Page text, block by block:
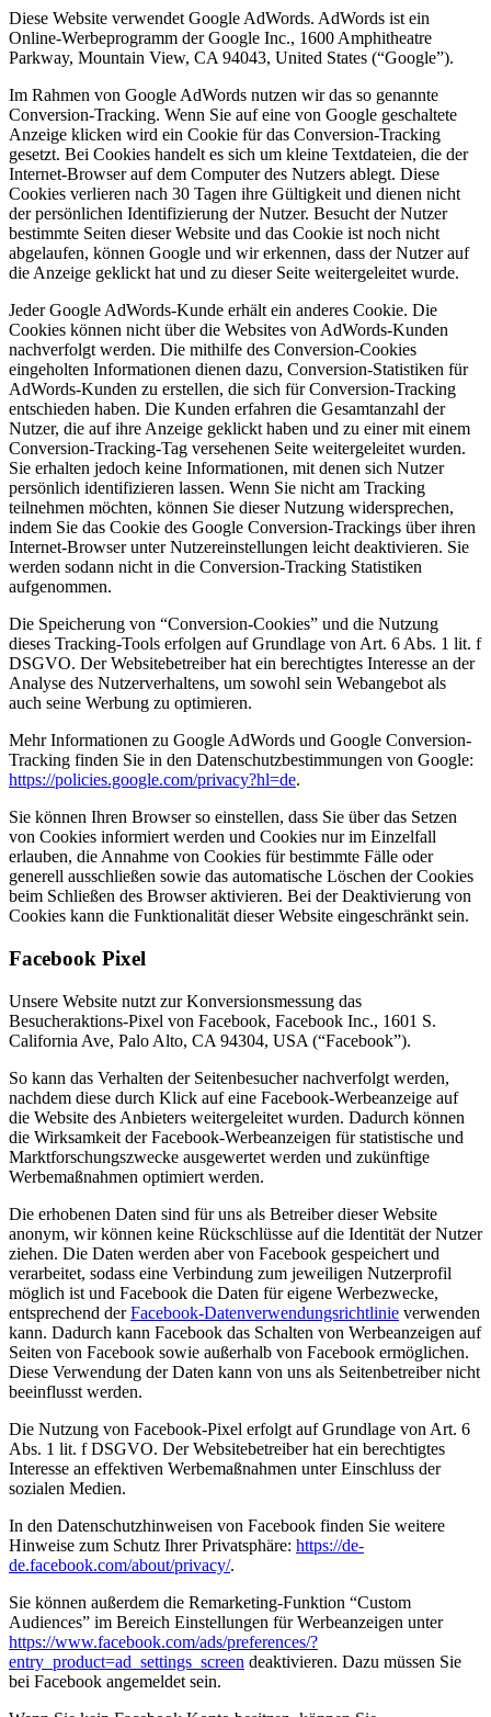
Diese Website verwendet Google AdWords. AdWords ist ein
Online-Werbeprogramm der Google Inc., 1600 Amphitheatre
Parkway, Mountain View, CA 94043, United States (“Google”).
Im Rahmen von Google AdWords nutzen wir das so genannte
Conversion-Tracking. Wenn Sie auf eine von Google geschaltete
Anzeige klicken wird ein Cookie für das Conversion-Tracking
gesetzt. Bei Cookies handelt es sich um kleine Textdateien, die der
Internet-Browser auf dem Computer des Nutzers ablegt. Diese
Cookies verlieren nach 30 Tagen ihre Gültigkeit und dienen nicht
der persönlichen Identifizierung der Nutzer. Besucht der Nutzer
bestimmte Seiten dieser Website und das Cookie ist noch nicht
abgelaufen, können Google und wir erkennen, dass der Nutzer auf
die Anzeige geklickt hat und zu dieser Seite weitergeleitet wurde.
Jeder Google AdWords-Kunde erhält ein anderes Cookie. Die
Cookies können nicht über die Websites von AdWords-Kunden
nachverfolgt werden. Die mithilfe des Conversion-Cookies
eingeholten Informationen dienen dazu, Conversion-Statistiken für
AdWords-Kunden zu erstellen, die sich für Conversion-Tracking
entschieden haben. Die Kunden erfahren die Gesamtanzahl der
Nutzer, die auf ihre Anzeige geklickt haben und zu einer mit einem
Conversion-Tracking-Tag versehenen Seite weitergeleitet wurden.
Sie erhalten jedoch keine Informationen, mit denen sich Nutzer
persönlich identifizieren lassen. Wenn Sie nicht am Tracking
teilnehmen möchten, können Sie dieser Nutzung widersprechen,
indem Sie das Cookie des Google Conversion-Trackings über ihren
Internet-Browser unter Nutzereinstellungen leicht deaktivieren. Sie
werden sodann nicht in die Conversion-Tracking Statistiken
aufgenommen.
Die Speicherung von “Conversion-Cookies” und die Nutzung
dieses Tracking-Tools erfolgen auf Grundlage von Art. 6 Abs. 1 lit. f
DSGVO. Der Websitebetreiber hat ein berechtigtes Interesse an der
Analyse des Nutzerverhaltens, um sowohl sein Webangebot als
auch seine Werbung zu optimieren.
Mehr Informationen zu Google AdWords und Google Conversion-
Tracking finden Sie in den Datenschutzbestimmungen von Google:
https://policies.google.com/privacy?hl=de.
Sie können Ihren Browser so einstellen, dass Sie über das Setzen
von Cookies informiert werden und Cookies nur im Einzelfall
erlauben, die Annahme von Cookies für bestimmte Fälle oder
generell ausschließen sowie das automatische Löschen der Cookies
beim Schließen des Browser aktivieren. Bei der Deaktivierung von
Cookies kann die Funktionalität dieser Website eingeschränkt sein.
Facebook Pixel
Unsere Website nutzt zur Konversionsmessung das
Besucheraktions-Pixel von Facebook, Facebook Inc., 1601 S.
California Ave, Palo Alto, CA 94304, USA (“Facebook”).
So kann das Verhalten der Seitenbesucher nachverfolgt werden,
nachdem diese durch Klick auf eine Facebook-Werbeanzeige auf
die Website des Anbieters weitergeleitet wurden. Dadurch können
die Wirksamkeit der Facebook-Werbeanzeigen für statistische und
Marktforschungszwecke ausgewertet werden und zukünftige
Werbemaßnahmen optimiert werden.
Die erhobenen Daten sind für uns als Betreiber dieser Website
anonym, wir können keine Rückschlüsse auf die Identität der Nutzer
ziehen. Die Daten werden aber von Facebook gespeichert und
verarbeitet, sodass eine Verbindung zum jeweiligen Nutzerprofil
möglich ist und Facebook die Daten für eigene Werbezwecke,
entsprechend derFacebook-Datenverwendungsrichtlinie verwenden
kann. Dadurch kann Facebook das Schalten von Werbeanzeigen auf
Seiten von Facebook sowie außerhalb von Facebook ermöglichen.
Diese Verwendung der Daten kann von uns als Seitenbetreiber nicht
beeinflusst werden.
Die Nutzung von Facebook-Pixel erfolgt auf Grundlage von Art. 6
Abs. 1 lit. f DSGVO. Der Websitebetreiber hat ein berechtigtes
Interesse an effektiven Werbemaßnahmen unter Einschluss der
sozialen Medien.
In den Datenschutzhinweisen von Facebook finden Sie weitere
Hinweise zum Schutz Ihrer Privatsphäre: https://de-
de.facebook.com/about/privacy/.
Sie können außerdem die Remarketing-Funktion “Custom
Audiences” im Bereich Einstellungen für Werbeanzeigen unter
https://www.facebook.com/ads/preferences/?
entry_product=ad_settings_screen deaktivieren. Dazu müssen Sie
bei Facebook angemeldet sein.